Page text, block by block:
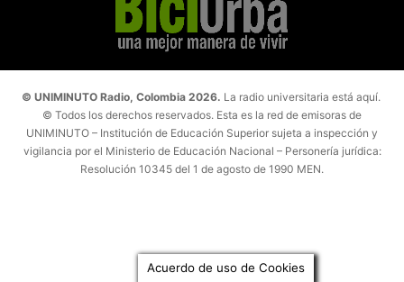
© UNIMINUTO Radio, Colombia 2026. La radio universitaria está aquí.
© Todos los derechos reservados. Esta es la red de emisoras de
UNIMINUTO – Institución de Educación Superior sujeta a inspección y
vigilancia por el Ministerio de Educación Nacional – Personería jurídica:
Resolución 10345 del 1 de agosto de 1990 MEN.
Acuerdo de uso de Cookies